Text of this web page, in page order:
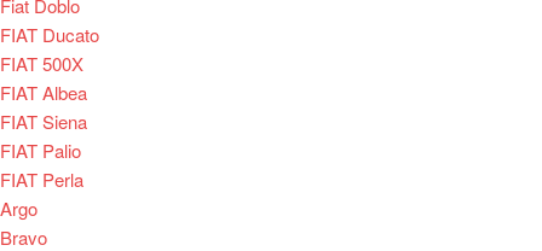
Fiat Doblo
FIAT Ducato
FIAT 500X
FIAT Albea
FIAT Siena
FIAT Palio
FIAT Perla
Argo
Bravo